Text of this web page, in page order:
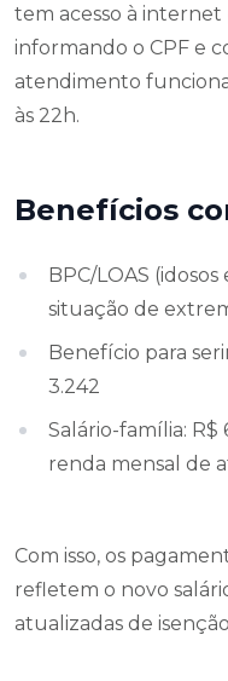
tem acesso à internet
informando o CPF e
atendimento
às 22h.
Benefícios
BPC/LOAS
situação de
Benefício para
3.242
Salário-família: R$
renda mensal de
Com isso, os
refletem o novo
atualizadas de